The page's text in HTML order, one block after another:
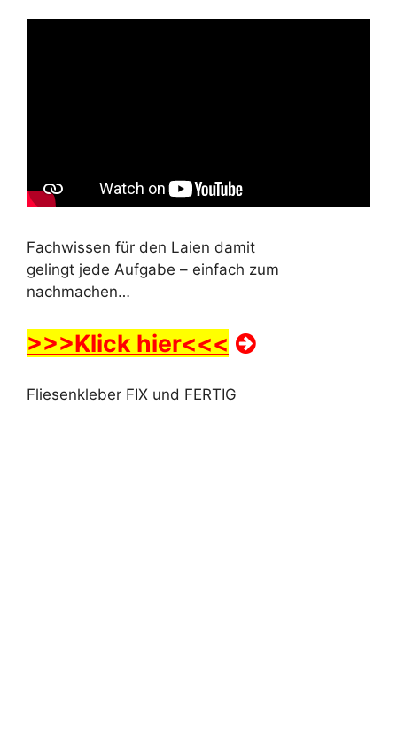
Fachwissen für den Laien damit
gelingt jede Aufgabe – einfach zum
nachmachen…
>>>Klick hier<<<
Fliesenkleber FIX und FERTIG